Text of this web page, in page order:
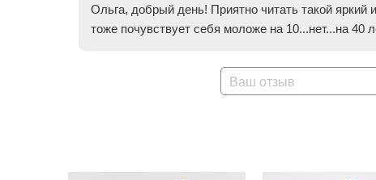
Ольга, добрый день! Приятно читать такой
тоже почувствует себя моложе на 10...нет...на 40
Ваш отзыв